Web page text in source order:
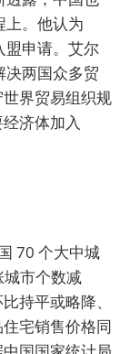
上。他认为
盟申请。艾尔
决两国众多贸
界贸易组织规
济体加入
70 个大中城
市个数减
持平或略降、
宅销售价格同